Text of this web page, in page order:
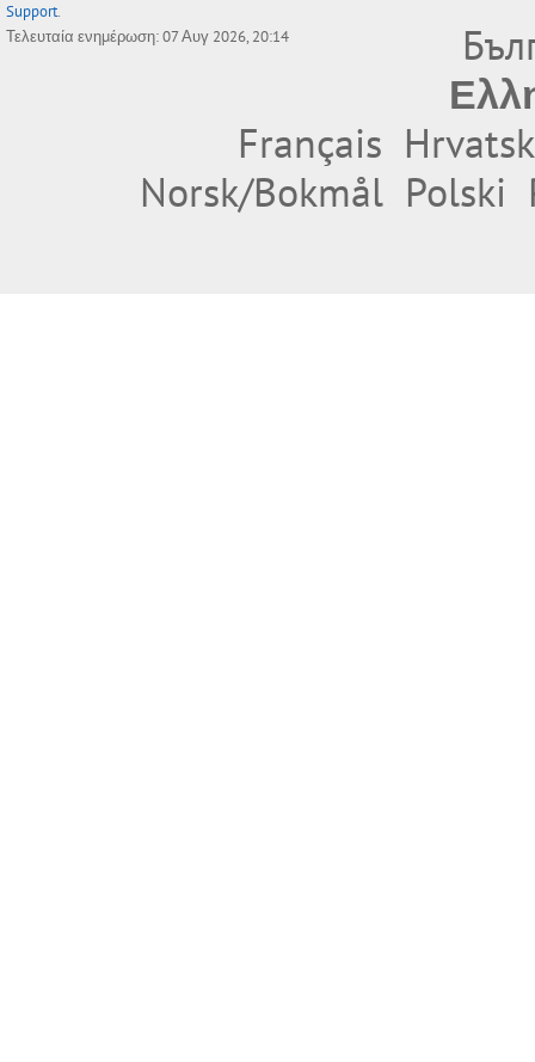
Support.
Τελευταία ενημέρωση: 07 Αυγ 2026, 20:14
Français
Norsk/Bokmål Polski